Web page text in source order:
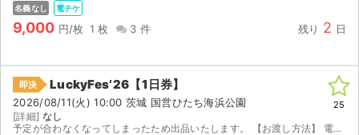
お知らせ
名義なし 電チケ
9,000 円/枚 1 枚 3 件 残り 2 日
即決 LuckyFes’26【1日券】
2026/08/11(火) 10:00 茨城 国営ひたち海浜公園
[詳細] なし
予定が合わなくなってしまったため出品いたします。 【お渡し方法】 電子チケット（MOALA）にて分配いたします。 分配可能になり次第、取引連絡にてURLをお送りします。 【注意事項】 公演...
25